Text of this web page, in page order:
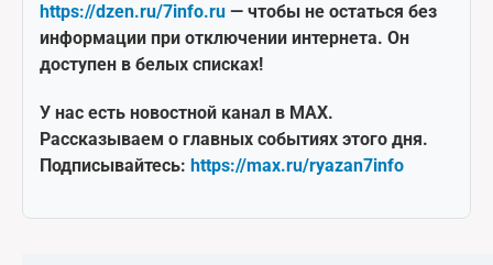
https://dzen.ru/7info.ru — чтобы не остаться без
информации при отключении интернета. Он
доступен в белых списках!
У нас есть новостной канал в MAX.
Рассказываем о главных событиях этого дня.
Подписывайтесь: https://max.ru/ryazan7info